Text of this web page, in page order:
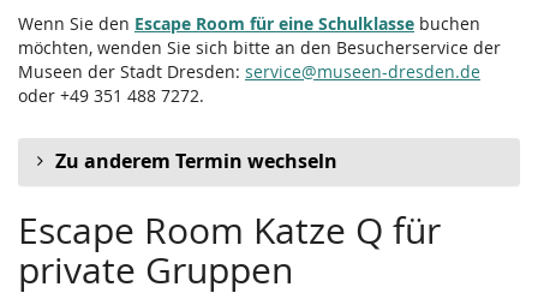
Wenn Sie den Escape Room für eine Schulklasse buchen
möchten, wenden Sie sich bitte an den Besucherservice der
Museen der Stadt Dresden: service@museen-dresden.de
oder +49 351 488 7272.
Zu anderem Termin wechseln
Escape Room Katze Q für
private Gruppen